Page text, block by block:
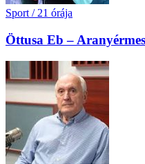
Sport / 21 órája
Öttusa Eb –